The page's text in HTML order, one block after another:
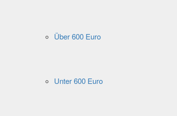
Über 600 Euro
Unter 600 Euro